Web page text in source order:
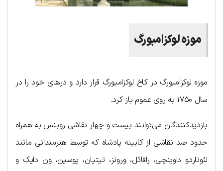
موزه لوکزامبورگ
موزه لوکزامبورگ در کاخ لوکزامبورگ قرار دارد و درهای خود را در
سال ۱۷۵۰ به روی عموم باز کرد.
بازدیدکنندگان می‌توانند بیست و چهار نقاشی روبنس به همراه
حدود صد نقاشی از کابینه پادشاه که توسط هنرمندانی مانند
لئوناردو داوینچی، رافائل، ورونز، تیتیان، پوسین، ون دایک و